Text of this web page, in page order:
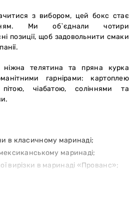
з вибором, цей бокс стає
Ми об`єднали чотири
позиції, щоб задовольнити смаки
ніжна телятина та пряна курка
гарнірами: картоплею
чіабатою, соліннями та
в класичному маринаді;
маринаді;
вирізки в маринаді «Прованс»;
Марс;